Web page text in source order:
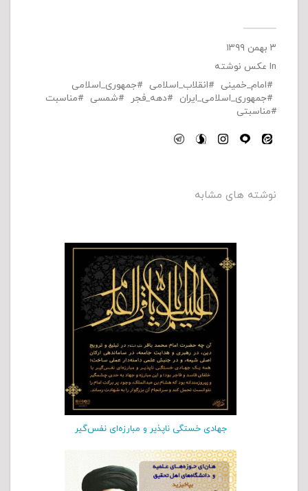
۳ بهمن ۱۳۹۹
In عکس نوشته
امام_خمینی
انقلاب_اسلامی
جمهوری_اسلامی
جمهوری_اسلامی_ایران
دهه_فجر شمسی
مناسبت
مناسبتی
نوشته های مشابه
جهادی خستگی ناپذیر و مبارزه‌ای نفس‌گیر